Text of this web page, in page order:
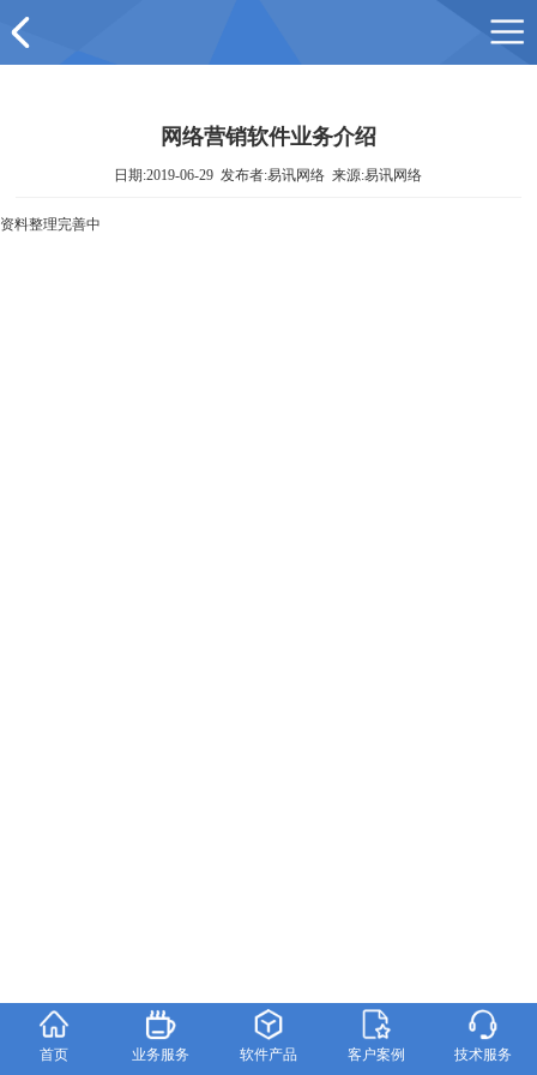
网络营销软件业务介绍
日期:2019-06-29 发布者:易讯网络 来源:易讯网络
资料整理完善中
首页 业务服务 软件产品 客户案例 技术服务